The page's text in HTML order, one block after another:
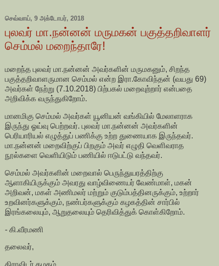
செவ்வாய், 9 அக்டோபர், 2018
புலவர் மா.நன்னன் மருமகன் பகுத்தறிவாளர்
செம்மல் மறைந்தாரே!
மறைந்த புலவர் மா.நன்னன் அவர்களின் மருமகனும், சிறந்த
பகுத்தறிவாளருமான செம்மல் என்ற இரா.கோவிந்தன் (வயது 69)
அவர்கள் நேற்று (7.10.2018) பிற்பகல் மறைவுற்றார் என்பதை
அறிவிக்க வருந்துகிறோம்.
மானமிகு செம்மல் அவர்கள் யூனியன் வங்கியில் மேலாளராக
இருந்து ஓய்வு பெற்றவர். புலவர் மா.நன்னன் அவர்களின்
பெரியாரியல் எழுத்துப் பணிக்கு உற்ற துணையாக இருந்தவர்.
மா.நன்னன் மறைவிற்குப் பிறகும் அவர் எழுதி வெளிவராத
நூல்களை வெளியிடும் பணியில் ஈடுபட்டு வந்தவர்.
செம்மல் அவர்களின் மறைவால் பெருந்துயரத்திற்கு
ஆளாகியிருக்கும் அவரது வாழ்விணையர் வேண்மாள், மகன்
அறிவன், மகள் அணிமலர் மற்றும் குடும்பத்தினருக்கும், உற்றார்
உறவினர்களுக்கும், நண்பர்களுக்கும் கழகத்தின் சார்பில்
இரங்கலையும், ஆறுதலையும் தெரிவித்துக் கொள்கிறோம்.
- கி.வீரமணி
தலைவர்,